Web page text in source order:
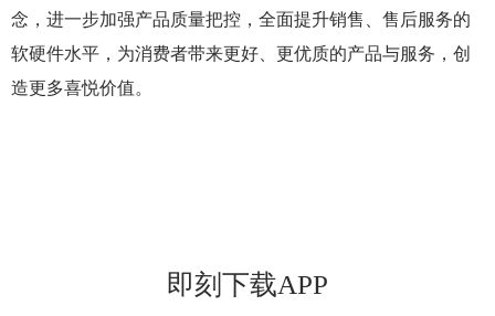
念，进一步加强产品质量把控，全面提升销售、售后服务的
软硬件水平，为消费者带来更好、更优质的产品与服务，创
造更多喜悦价值。
即刻下载APP